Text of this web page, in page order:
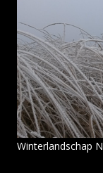
Winterlandschap